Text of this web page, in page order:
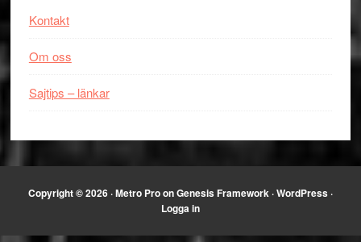
Kontakt
Om oss
Sajtips – länkar
Copyright © 2026 ·Metro ProonGenesis Framework ·WordPress ·
Logga in